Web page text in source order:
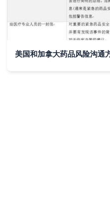
美国和加拿大药品风险沟通